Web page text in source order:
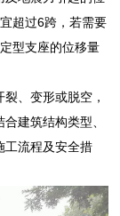
超过6跨，若需要
型支座的位移量
、变形或脱空，
建筑结构类型、
工流程及安全措